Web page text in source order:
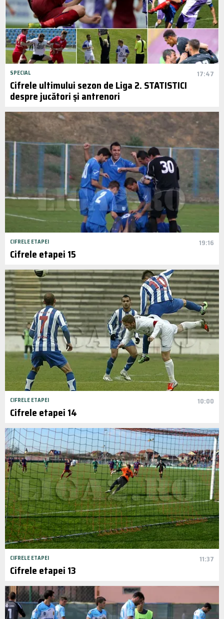
SPECIAL 17:47
Cifrele ultimului sezon de Liga 2. STATISTICI
despre jucători și antrenori
CIFRELE ETAPEI 19:16
Cifrele etapei 15
CIFRELE ETAPEI 10:00
Cifrele etapei 14
CIFRELE ETAPEI 11:37
Cifrele etapei 13